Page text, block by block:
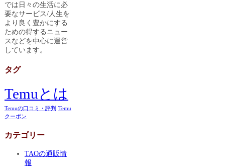
では日々の生活に必
要なサービス/人生を
より良く豊かにする
ための得するニュー
スなどを中心に運営
しています。
タグ
Temuとは
Temuの口コミ・評判 Temu
クーポン
カテゴリー
TAOの通販情
報